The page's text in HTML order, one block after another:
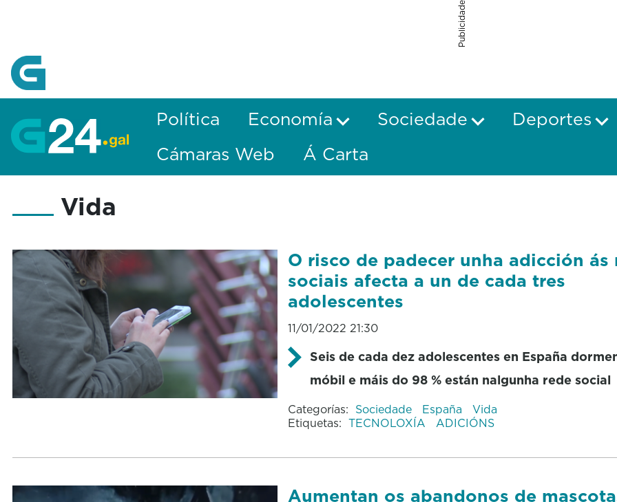
Publicidade
Política Economía Sociedade Deportes
Cámaras Web
Á Carta
Vida
O risco de padecer unha adicción ás
sociais afecta a un de cada tres
adolescentes
11/01/2022 21:30
Seis de cada dez adolescentes en España
móbil e máis do 98 % están nalgunha rede social
Categorías: Sociedade España
Vida
Etiquetas: TECNOLOXÍA ADICIÓNS
Aumentan os abandonos de